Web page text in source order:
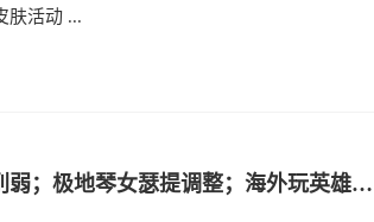
肤活动 ...
PBE 1月10更新：心之钢削弱；极地琴女瑟提调整；海外玩英雄联盟国服延迟高怎么解决？